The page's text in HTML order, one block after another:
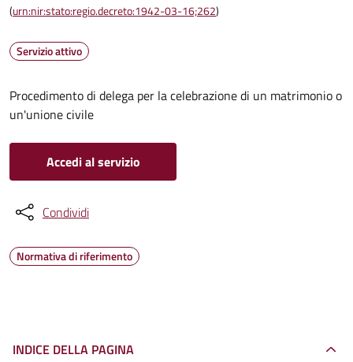
(urn:nir:stato:regio.decreto:1942-03-16;262)
Servizio attivo
Procedimento di delega per la celebrazione di un matrimonio o
un'unione civile
Accedi al servizio
Condividi
Normativa di riferimento
INDICE DELLA PAGINA